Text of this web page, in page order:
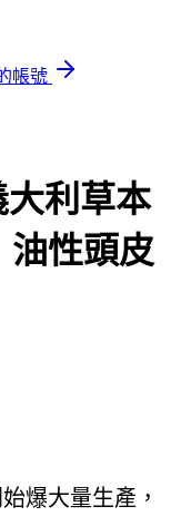
帳號
大利草本
性頭皮
爆大量生產，